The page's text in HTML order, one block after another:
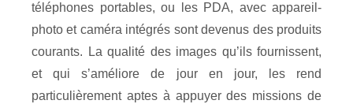
téléphones portables, ou les PDA, avec appareil-
photo et caméra intégrés sont devenus des produits
courants. La qualité des images qu’ils fournissent,
et qui s’améliore de jour en jour, les rend
particulièrement aptes à appuyer des missions de